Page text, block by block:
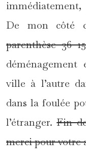
De mon côté
parenthèse 36
déménagement
ville à l’autre
dans la foulée
l’étranger.Fin
merci pour votre